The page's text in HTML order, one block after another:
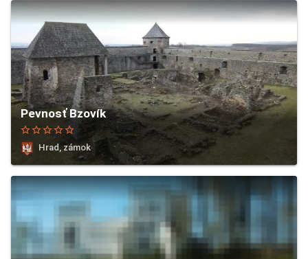
Pevnosť Bzovík
star_borderstar_borderstar_borderstar_borderstar_border
Hrad, zámok